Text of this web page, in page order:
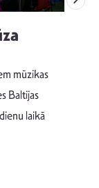
mūzikas
Baltijas
laikā